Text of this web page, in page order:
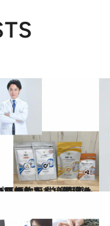
いませんか 栄養指導も行う医師に正しい知識を教わりました
ーティ＆ヘルス